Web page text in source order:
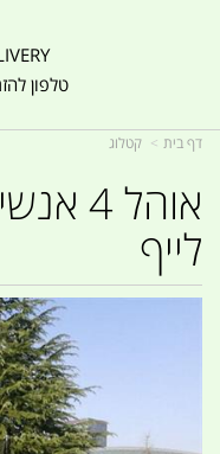
טלפון להזמנות:
דף בית קטלוג
אוהל
לייף